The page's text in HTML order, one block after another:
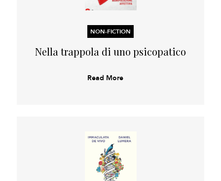
NON-FICTION
Nella trappola di uno psicopatico
Read More